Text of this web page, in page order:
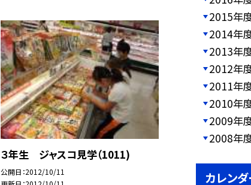
３年生 ジャスコ見学（1011)
公開日 2012/10/11
2015年
2014年
2013年
2012年
2011年
2010年
2009年
2008年
カレン